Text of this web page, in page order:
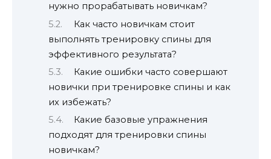
нужно прорабатывать новичкам?
Как часто новичкам стоит
выполнять тренировку спины для
эффективного результата?
Какие ошибки часто совершают
новички при тренировке спины и как
их избежать?
Какие базовые упражнения
подходят для тренировки спины
новичкам?